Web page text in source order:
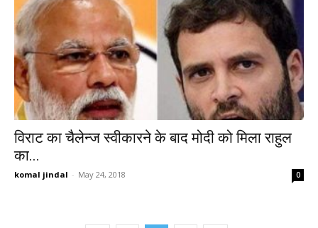
विराट का चैलेन्ज स्वीकारने के बाद मोदी को मिला राहुल
का...
komal jindal - May 24, 2018 0